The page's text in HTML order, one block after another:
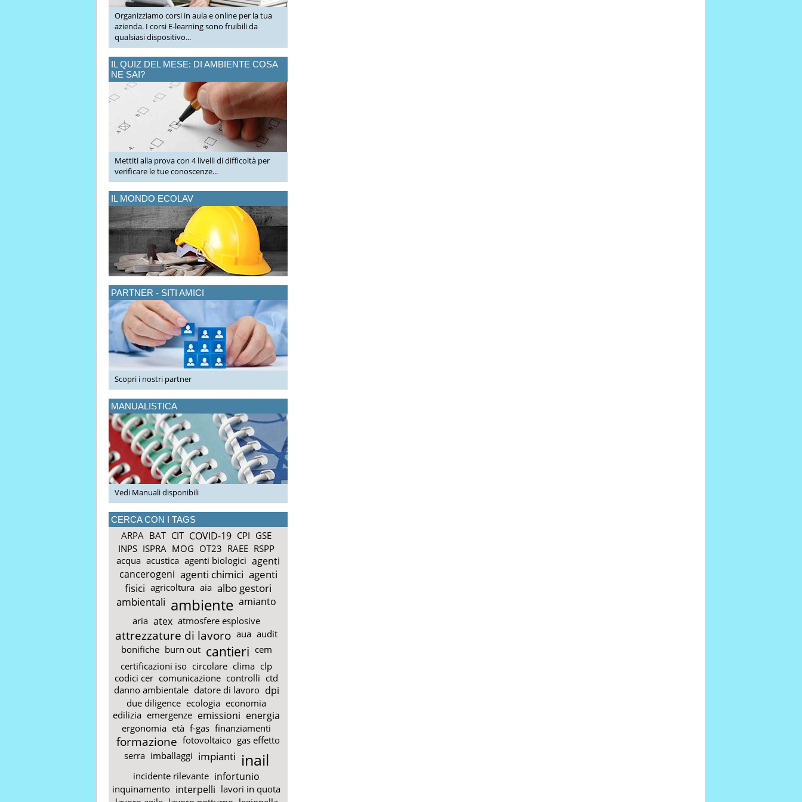
Organizziamo corsi in aula e online per la tua
azienda. I corsi E-learning sono fruibili da
qualsiasi dispositivo...
IL QUIZ DEL MESE: DI AMBIENTE COSA
NE SAI?
Mettiti alla prova con 4 livelli di difficoltà per
verificare le tue conoscenze...
IL MONDO ECOLAV
PARTNER - SITI AMICI
Scopri i nostri partner
MANUALISTICA
Vedi Manuali disponibili
CERCA CON I TAGS
ARPA BAT CIT COVID-19 CPI GSE
INPS ISPRA MOG OT23 RAEE RSPP
acqua acustica agenti biologici agenti
cancerogeni agenti chimici agenti
fisici agricoltura aia albo gestori
ambientali ambiente amianto
aria atex atmosfere esplosive
attrezzature di lavoro aua audit
bonifiche burn out cantieri cem
certificazioni iso circolare clima clp
codici cer comunicazione controlli ctd
danno ambientale datore di lavoro dpi
due diligence ecologia economia
edilizia emergenze emissioni energia
ergonomia età f-gas finanziamenti
formazione fotovoltaico gas effetto
serra imballaggi impianti inail
incidente rilevante infortunio
inquinamento interpelli lavori in quota